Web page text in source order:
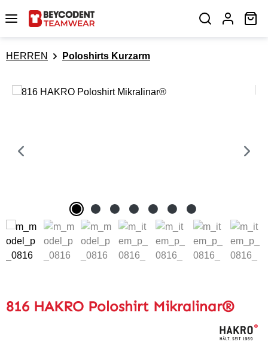
Zum Hauptinhalt springen
HERREN Poloshirts Kurzarm
Bildergalerie überspringen
816 HAKRO Poloshirt Mikralinar®